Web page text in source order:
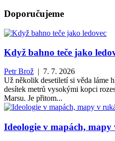
Doporučujeme
Když bahno teče jako
Petr Brož | 7. 7. 2026
Už několik desetiletí si věda láme
desítek metrů vysokými kopci
Marsu. Je přitom...
Ideologie v mapách,